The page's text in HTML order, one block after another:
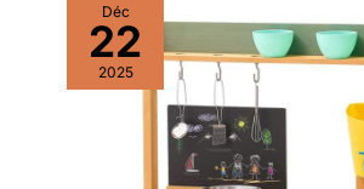
Déc
22
2025